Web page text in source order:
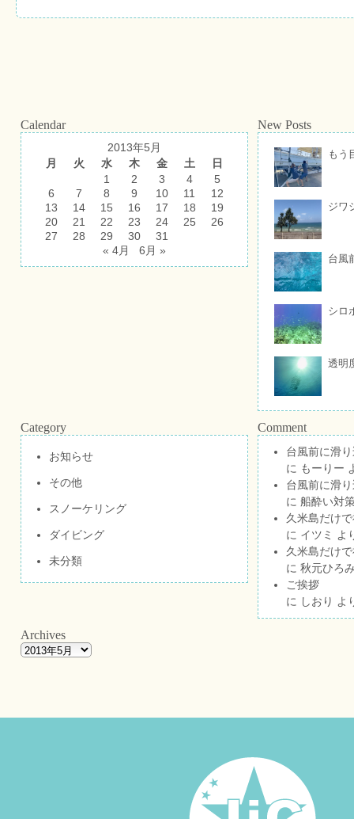
Calendar
2013年5月
月
火 水 木 金 土
日
1
2 3 4
5
6
7 8 9 10 11
12
13
14 15 16 17 18
19
20
21 22 23 24 25
26
27
28 29 30
31
« 4月
6月 »
New Posts
もう
ジワ
台風
シロ
透明
Category
お知らせ
その他
スノーケリング
ダイビング
未分類
Comment
台風前に滑
に もーりー
台風前に滑
に 船酔い対
久米島だけ
に イツミ よ
久米島だけ
に 秋元ひろ
ご挨拶
に しおり よ
Archives